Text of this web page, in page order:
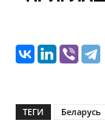
ТЕГИ Беларусь